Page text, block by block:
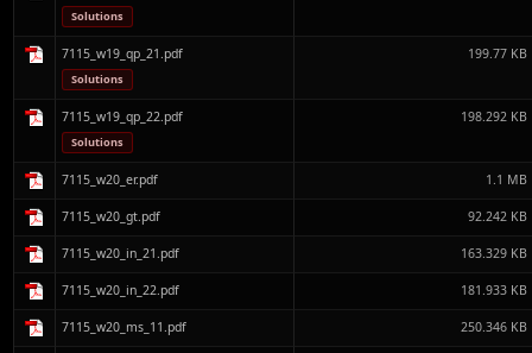
Solutions
7115_w19_qp_21.pdf
Solutions
199.77 KB
7115_w19_qp_22.pdf
Solutions
198.292 KB
7115_w20_er.pdf 1.1 MB
7115_w20_gt.pdf 92.242 KB
7115_w20_in_21.pdf 163.329 KB
7115_w20_in_22.pdf 181.933 KB
7115_w20_ms_11.pdf 250.346 KB